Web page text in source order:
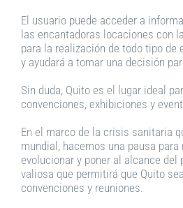
El usuario puede acceder a
las encantadoras locaciones con
para la realización de todo tipo de
y ayudará a tomar una decisión
Sin duda, Quito es el lugar ideal
convenciones, exhibiciones y
En el marco de la crisis sanitaria
mundial, hacemos una pausa para
evolucionar y poner al alcance del
valiosa que permitirá que Quito
convenciones y reuniones.